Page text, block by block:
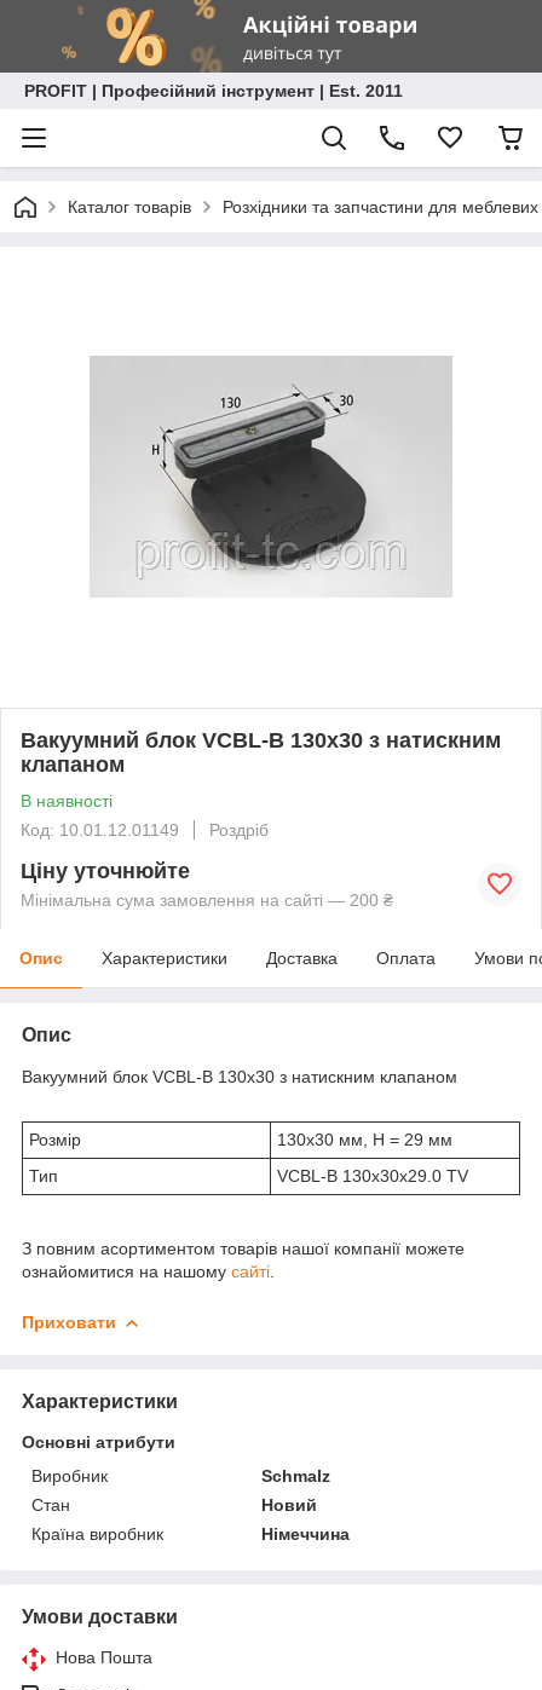
PROFIT | Професійний інструмент | Est. 2011
Каталог товарів Розхідники та запчастини для
Вакуумний блок VCBL-B 130x30 з натискним
клапаном
В наявності
Код: 10.01.12.01149
Роздріб
Ціну уточнюйте
Мінімальна сума замовлення на сайті — 200 ₴
Опис Характеристики Доставка Оплата Умови
Опис
Вакуумний блок VCBL-B 130x30 з натискним клапаном
Розмір
130x30 мм, H = 29 мм
Тип
VCBL-B 130x30x29.0 TV
З повним асортиментом товарів нашої компанії можете
ознайомитися на нашому сайті
Приховати
Характеристики
Основні атрибути
Виробник
Schmalz
Стан
Новий
Країна виробник
Німеччина
Умови доставки
Нова Пошта